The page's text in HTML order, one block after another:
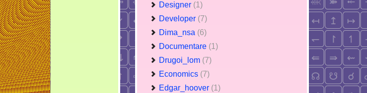
Designer (1)
Developer (7)
Dima_nsa (6)
Documentare (1)
Drugoi_lom (7)
Economics (7)
Edgar_hoover (1)